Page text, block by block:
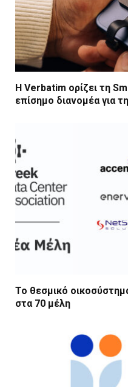
Η Verbatim ορίζει τη
επίσημο διανομέα για
Το θεσμικό
στα 70 μέλη